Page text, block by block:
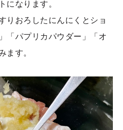
になります。
りおろしたにんにくとショ
「パプリカパウダー」「オ
ます。